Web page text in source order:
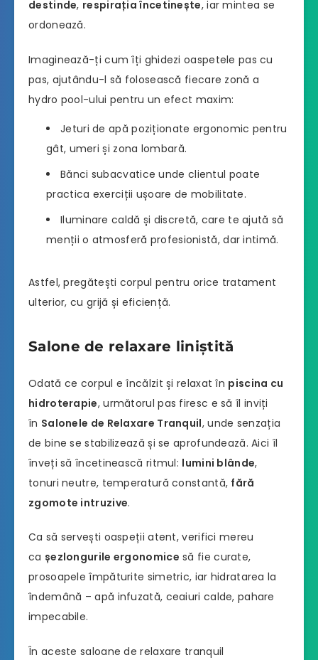
destinde, respirația încetinește, iar mintea se
ordonează.
Imaginează-ți cum îți ghidezi oaspetele pas cu
pas, ajutându-l să folosească fiecare zonă a
hydro pool-ului pentru un efect maxim:
Jeturi de apă poziționate ergonomic pentru
gât, umeri și zona lombară.
Bănci subacvatice unde clientul poate
practica exerciții ușoare de mobilitate.
Iluminare caldă și discretă, care te ajută să
menții o atmosferă profesionistă, dar intimă.
Astfel, pregătești corpul pentru orice tratament
ulterior, cu grijă și eficiență.
Salone de relaxare liniștită
Odată ce corpul e încălzit și relaxat în piscina cu
hidroterapie, următorul pas firesc e să îl inviți
în Salonele de Relaxare Tranquil, unde senzația
de bine se stabilizează și se aprofundează. Aici îl
înveți să încetinească ritmul: lumini blânde,
tonuri neutre, temperatură constantă, fără
zgomote intruzive.
Ca să servești oaspeții atent, verifici mereu
ca șezlongurile ergonomice să fie curate,
prosoapele împăturite simetric, iar hidratarea la
îndemână – apă infuzată, ceaiuri calde, pahare
impecabile.
În aceste saloane de relaxare tranquil